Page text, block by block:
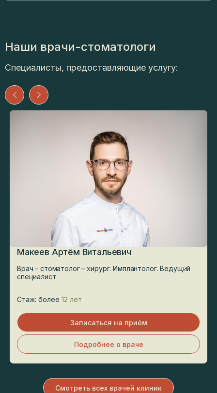
Наши врачи-стоматологи
Специалисты, предоставляющие услугу:
Макеев Артём Витальевич
Врач – стоматолог – хирург. Имплантолог. Ведущий
специалист
Стаж: более 12 лет
Записаться на приём
Подробнее о враче
Смотреть всех врачей клиник